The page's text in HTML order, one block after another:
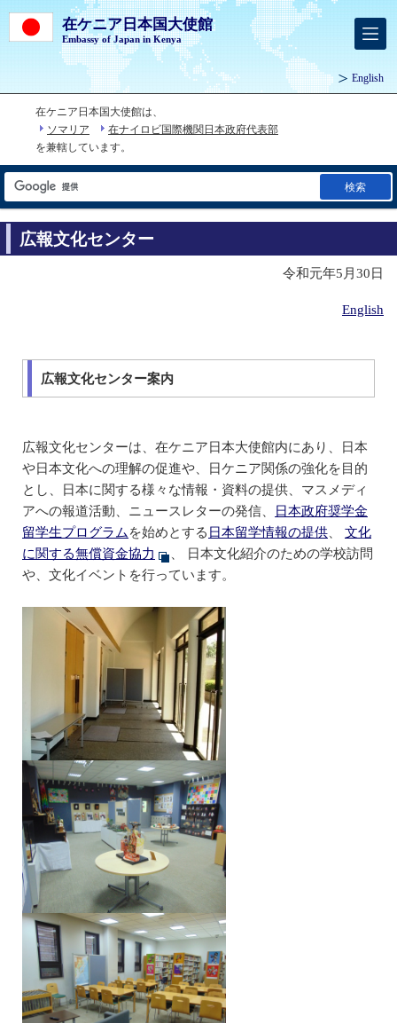
在ケニア日本国大使館
Embassy of Japan in Kenya
English
在ケニア日本国大使館は、
ソマリア
在ナイロビ国際機関日本政府代表部
を兼轄しています。
検索
広報文化センター
令和元年5月30日
English
広報文化センター案内
広報文化センターは、在ケニア日本大使館内にあり、日本
や日本文化への理解の促進や、日ケニア関係の強化を目的
とし、日本に関する様々な情報・資料の提供、マスメディ
アへの報道活動、ニュースレターの発信、
日本政府奨学金
留学生プログラムを始めとする 日本留学情報の提供、 文化
に関する無償資金協力
、 日本文化紹介のための学校訪問
や、文化イベントを行っています。